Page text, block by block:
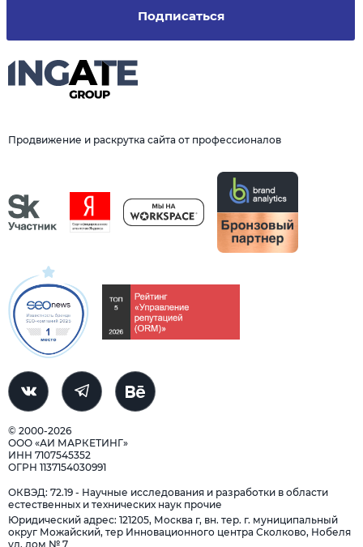
Продвижение и раскрутка сайта от профессионалов
© 2000-2026
ООО «АИ МАРКЕТИНГ»
ИНН 7107545352
ОГРН 1137154030991
Подписаться
ОКВЭД: 72.19 - Научные исследования и разработки в области
естественных и технических наук прочие
Юридический адрес: 121205, Москва г, вн. тер. г. муниципальный
округ Можайский, тер Инновационного центра Сколково, Нобеля
ул, дом № 7